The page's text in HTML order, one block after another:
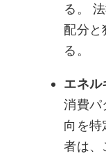
る。
配分と
る。
エネル
消費パ
向を特
者は、